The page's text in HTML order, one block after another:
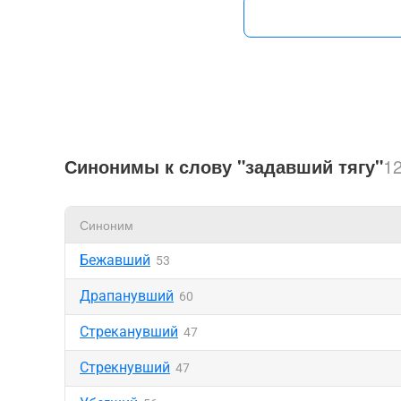
Синонимы к слову "задавший тягу"
Синоним
Бежавший 53
Драпанувший 60
Стреканувший 47
Стрекнувший 47